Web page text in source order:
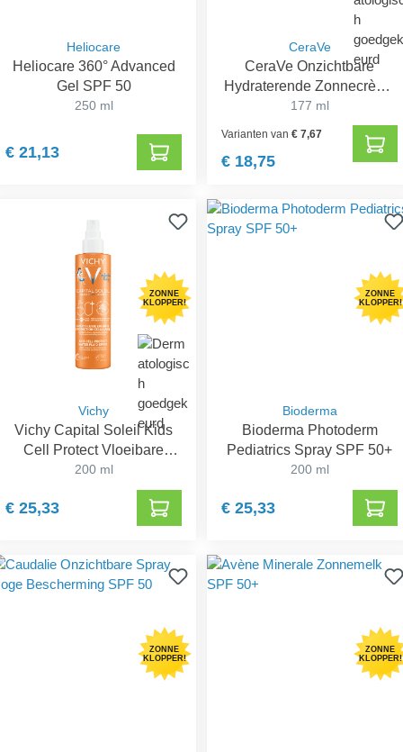
Heliocare
Heliocare 360° Advanced
Gel SPF 50
250 ml
€ 21,13
CeraVe
CeraVe Onzichtbare
Hydraterende Zonnecrème
SPF 50+
177 ml
Varianten van€ 7,67
€ 18,75
ZONNE
KLOPPER!
Vichy
Vichy Capital Soleil Kids
Cell Protect Vloeibare
Spray SPF 50+
200 ml
€ 25,33
ZONNE
KLOPPER!
Bioderma
Bioderma Photoderm
Pediatrics Spray SPF 50+
200 ml
€ 25,33
ZONNE
KLOPPER!
ZONNE
KLOPPER!